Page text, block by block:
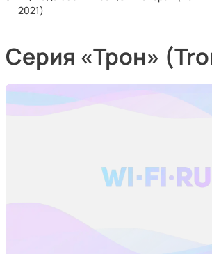
2021)
Серия «Трон»